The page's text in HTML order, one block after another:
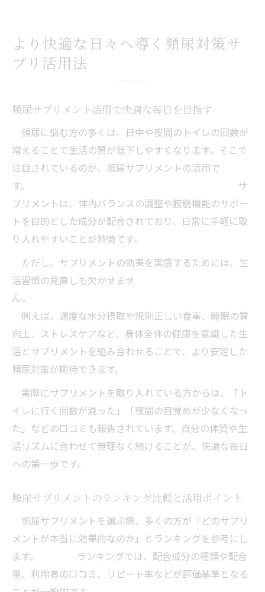
より快適な日々へ導く頻尿対策サ
プリ活用法
頻尿サプリメント活用で快適な毎日を目指す
頻尿に悩む方の多くは、日中や夜間のトイレの回数が
増えることで生活の質が低下しやすくなります。そこで
注目されているのが、頻尿サプリメントの活用で
す。 サ
プリメントは、体内バランスの調整や膀胱機能のサポー
トを目的とした成分が配合されており、日常に手軽に取
り入れやすいことが特徴です。
ただし、サプリメントの効果を実感するためには、生
活習慣の見直しも欠かせませ
ん。
例えば、適度な水分摂取や規則正しい食事、睡眠の質
向上、ストレスケアなど、身体全体の健康を意識した生
活とサプリメントを組み合わせることで、より安定した
頻尿対策が期待できます。
実際にサプリメントを取り入れている方からは、「ト
イレに行く回数が減った」「夜間の目覚めが少なくなっ
た」などの口コミも報告されています。自分の体質や生
活リズムに合わせて無理なく続けることが、快適な毎日
への第一歩です。
頻尿サプリメントのランキング比較と活用ポイント
頻尿サプリメントを選ぶ際、多くの方が「どのサプリ
メントが本当に効果的なのか」とランキングを参考にし
ます。 ランキングでは、配合成分の種類や配合
量、利用者の口コミ、リピート率などが評価基準となる